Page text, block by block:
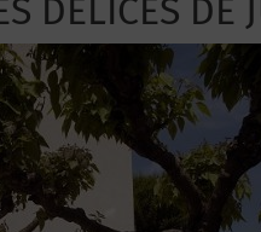
DELICES DE